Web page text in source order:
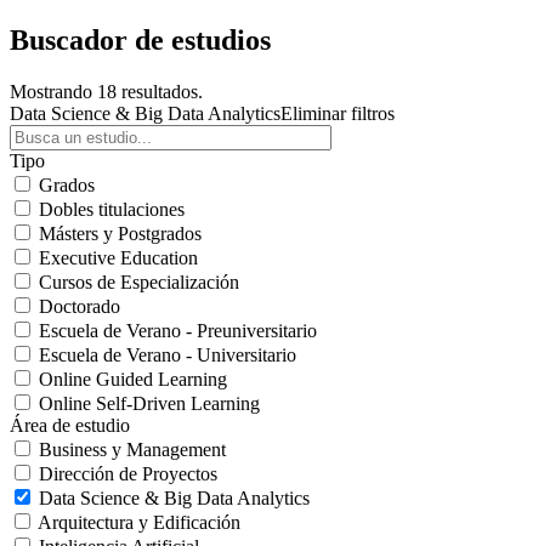
Buscador de estudios
Mostrando 18 resultados.
Data Science & Big Data AnalyticsEliminar filtros
Tipo
Grados
Dobles titulaciones
Másters y Postgrados
Executive Education
Cursos de Especialización
Doctorado
Escuela de Verano - Preuniversitario
Escuela de Verano - Universitario
Online Guided Learning
Online Self-Driven Learning
Área de estudio
Business y Management
Dirección de Proyectos
Data Science & Big Data Analytics
Arquitectura y Edificación